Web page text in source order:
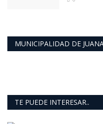
MUNICIPALIDAD DE
TE PUEDE INTERESAR..